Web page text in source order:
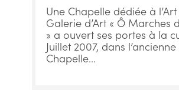
Une Chapelle dédiée à
Galerie d’Art « Ô Marches
» a ouvert ses portes à la
Juillet 2007, dans l’ancienne
Chapelle...